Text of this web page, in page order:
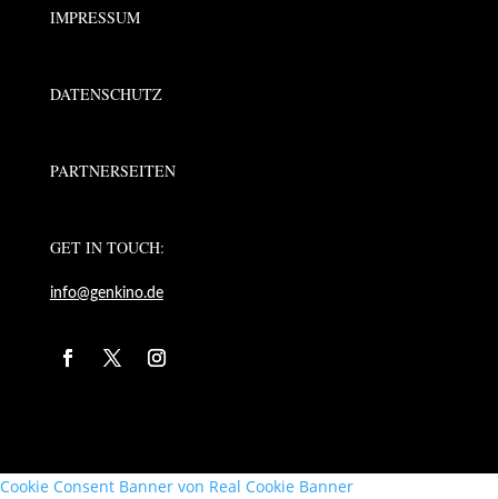
IMPRESSUM
DATENSCHUTZ
PARTNERSEITEN
GET IN TOUCH:
info@genkino.de
Cookie Consent Banner von Real Cookie Banner